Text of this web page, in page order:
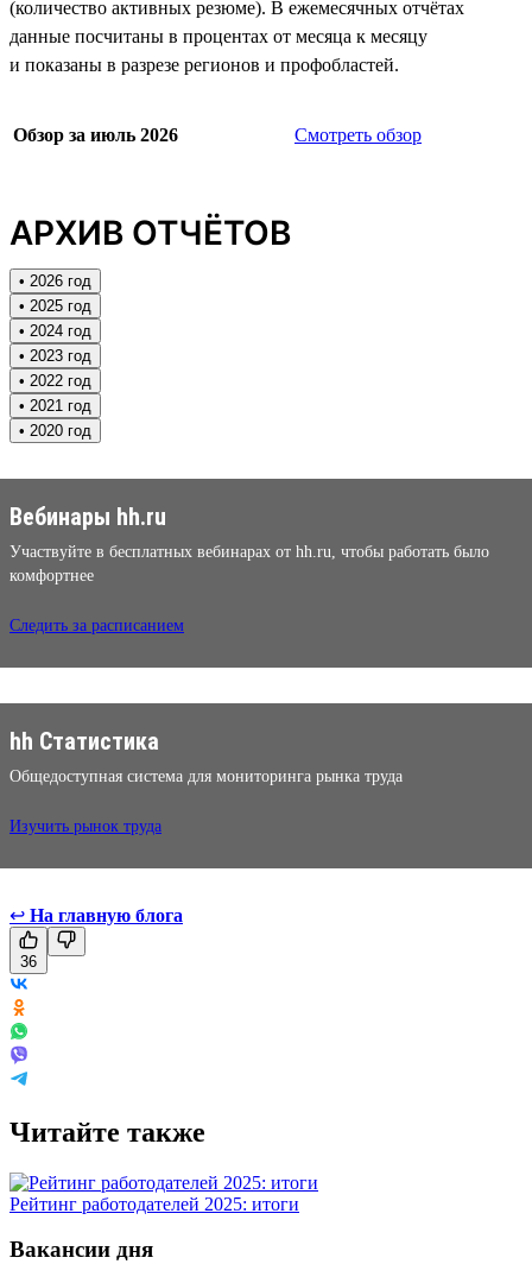
(количество активных резюме). В ежемесячных отчётах
данные посчитаны в процентах от месяца к месяцу
и показаны в разрезе регионов и профобластей.
Обзор за июль 2026 Смотреть обзор
АРХИВ ОТЧЁТОВ
• 2026 год
• 2025 год
• 2024 год
• 2023 год
• 2022 год
• 2021 год
• 2020 год
Вебинары hh.ru
Участвуйте в бесплатных вебинарах от hh.ru, чтобы работать было
комфортнее
Следить за расписанием
hh Статистика
Общедоступная система для мониторинга рынка труда
Изучить рынок труда
↩ На главную блога
36
Читайте также
Рейтинг работодателей 2025: итоги
Вакансии дня